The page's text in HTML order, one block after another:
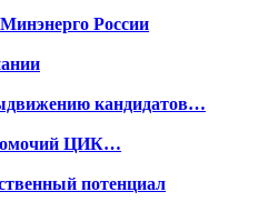
России
кандидатов…
ЦИК…
потенциал